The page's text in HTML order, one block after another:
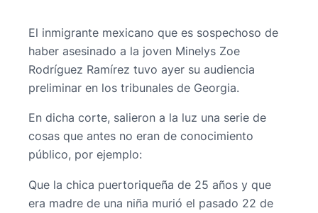
El inmigrante mexicano que es sospechoso de
haber asesinado a la joven Minelys Zoe
Rodríguez Ramírez tuvo ayer su audiencia
preliminar en los tribunales de Georgia.
En dicha corte, salieron a la luz una serie de
cosas que antes no eran de conocimiento
público, por ejemplo:
Que la chica puertoriqueña de 25 años y que
era madre de una niña murió el pasado 22 de